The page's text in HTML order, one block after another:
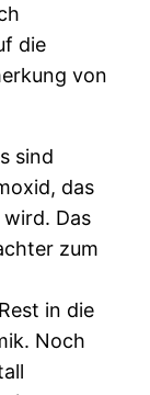
die
von
sind
das
wird. Das
zum
in die
Noch